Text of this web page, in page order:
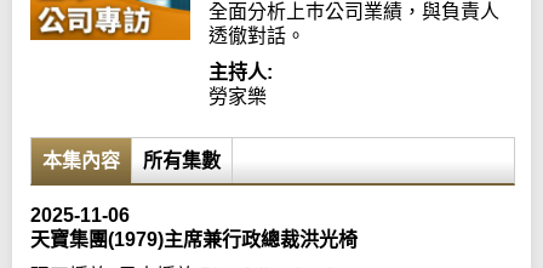
全面分析上巿公司業績，與負責人
透徹對話。
主持人:
勞家樂
本集內容 所有集數
2025-11-06
天寶集團(1979)主席兼行政總裁洪光椅